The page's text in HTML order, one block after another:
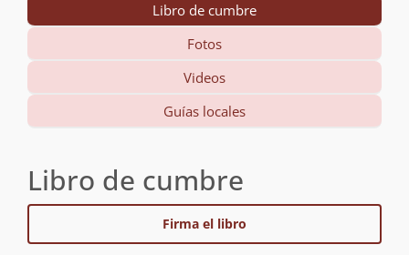
Libro de cumbre
Fotos
Videos
Guías locales
Libro de cumbre
Firma el libro